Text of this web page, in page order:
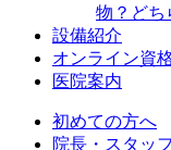
物？どち
設備紹介
オンライン資
医院案内
初めての方へ
院長・スタッ